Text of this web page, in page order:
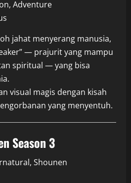
Adventure
jahat menyerang manusia,
— prajurit yang mampu
spiritual — yang bisa
visual magis dengan kisah
yang menyentuh.
Season 3
Shounen